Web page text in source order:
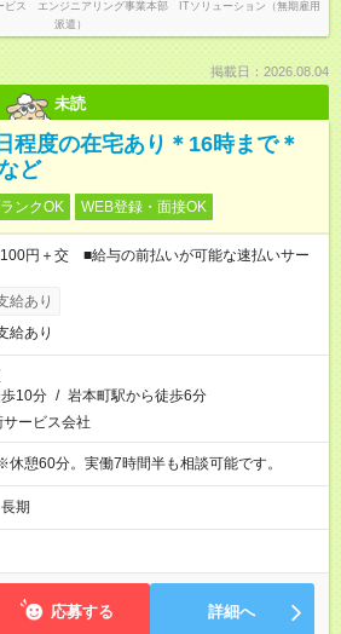
ビス エンジニアリング事業本部 ITソリューション（無期雇用
派遣）
掲載日：2026.08.04
未読
程度の在宅あり＊16時まで＊
ど
ンクOK WEB登録・面接OK
円＋交 ■給与の前払いが可能な速払いサー
給あり
給あり
10分 / 岩本町駅から徒歩6分
ービス会社
憩60分。実働7時間半も相談可能です。
期
応募する 詳細へ